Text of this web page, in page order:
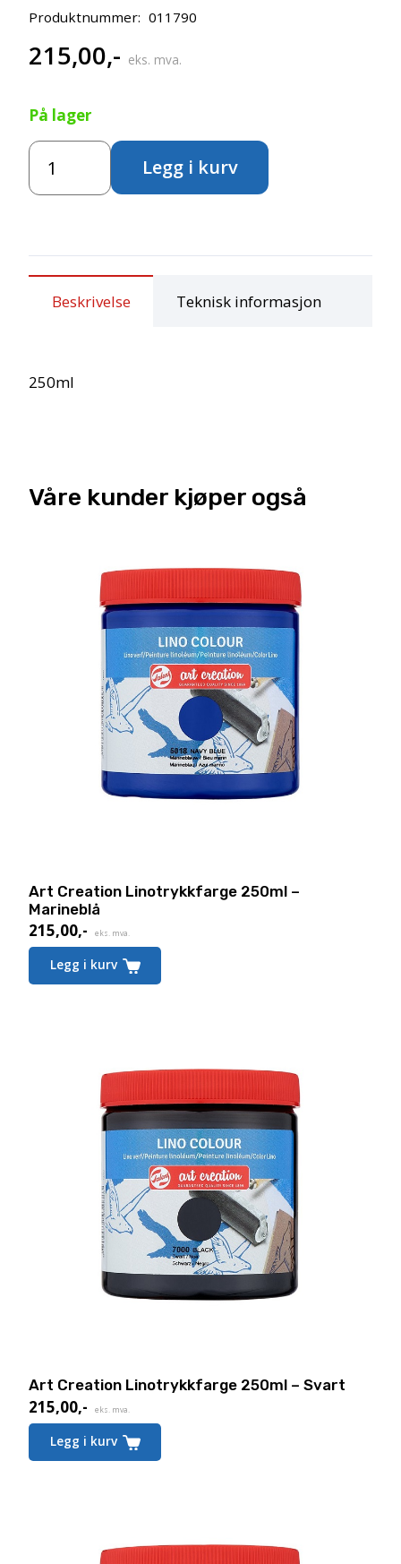
Produktnummer: 011790
215,00,- eks. mva.
På lager
Art
Creation
Linotrykkfarge
Legg i kurv
Beskrivelse Teknisk informasjon
250ml
Våre kunder kjøper også
Art Creation Linotrykkfarge 250ml –
Marineblå
215,00,- eks. mva.
Legg i kurv
Art Creation Linotrykkfarge 250ml – Svart
215,00,- eks. mva.
Legg i kurv